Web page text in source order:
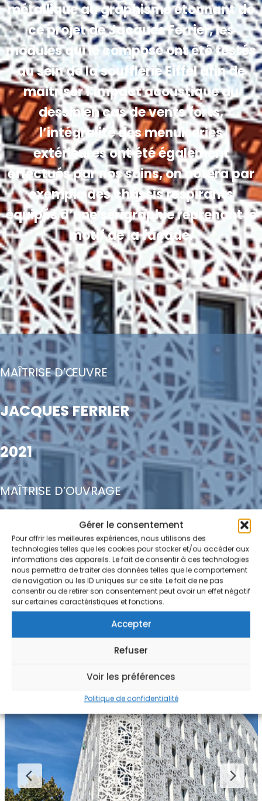
Gérer le consentement
Pour offrir les meilleures expériences, nous utilisons des
technologies telles que les cookies pour stocker et/ou accéder aux
informations des appareils. Le fait de consentir à ces technologies
nous permettra de traiter des données telles que le comportement
de navigation ou les ID uniques sur ce site. Le fait de ne pas
consentir ou de retirer son consentement peut avoir un effet négatif
sur certaines caractéristiques et fonctions.
Accepter
Refuser
Voir les préférences
Politique de confidentialité
métallique au graphisme étonnant de
ce projet de Jacques Ferrier, les
modules qui le compose ont été testés
au sein de la soufflerie Eiffel afin de
maitriser l’impact acoustique du
dessin en cas de vents forts,
l’intégralité des menuiseries
extérieures ont été également
effectués par nos soins, on notera par
exemple des châssis respirants
équipés d’une sérigraphie reprenant le
motif de la façade.
MAÎTRISE D’ŒUVRE
JACQUES FERRIER
2021
MAÎTRISE D’OUVRAGE
BNP IMMOBILIER